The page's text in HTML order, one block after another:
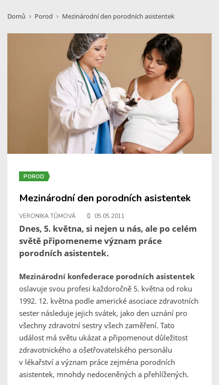
Domů Porod Mezinárodní den porodních asistentek
POROD
Mezinárodní den porodních asistentek
VERONIKA TŮMOVÁ 05.05.2011
Dnes, 5. května, si nejen u nás, ale po celém
světě připomeneme význam práce
porodních asistentek.
Mezinárodní konfederace porodních asistentek
oslavuje svou profesi každoročně 5. května od roku
1992. 12. května podle americké asociace zdravotních
sester následuje jejich svátek, jako den uznání pro
všechny zdravotní sestry všech zaměření. Tato
událost má světu ukázat a připomenout důležitost
zdravotnického a ošetřovatelského personálu
v lékařství a význam práce zejména porodních
asistentek, mnohdy nedoceněných a přehlížených.